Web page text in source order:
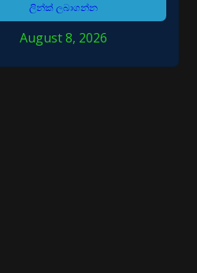
ලින්ක් ලබාගන්න
August 8, 2026